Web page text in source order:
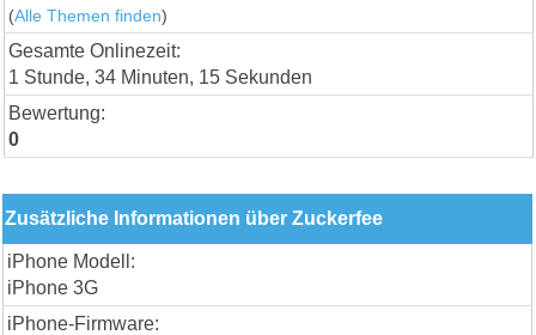
(Alle Themen finden)
Gesamte Onlinezeit:
1 Stunde, 34 Minuten, 15 Sekunden
Bewertung:
0
Zusätzliche Informationen über Zuckerfee
iPhone Modell:
iPhone 3G
iPhone-Firmware: